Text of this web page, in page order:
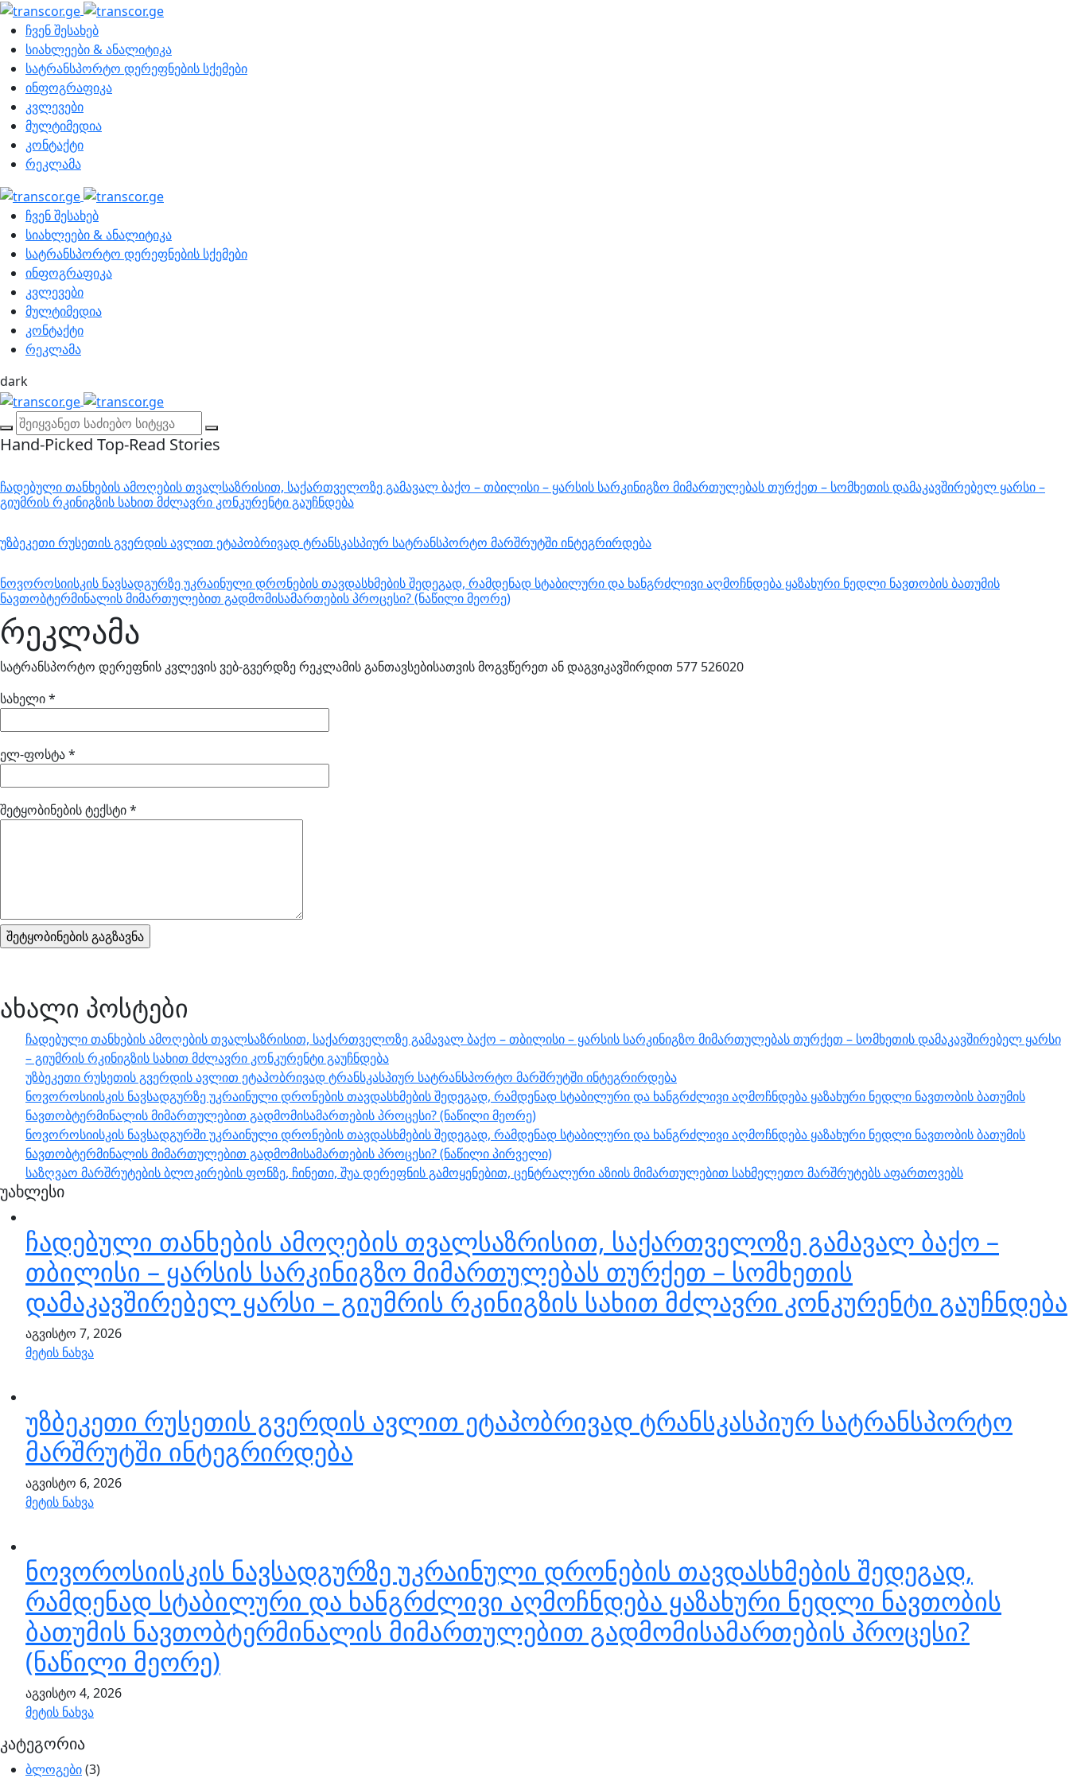
ჩვენ შესახებ
სიახლეები & ანალიტიკა
სატრანსპორტო დერეფნების სქემები
ინფოგრაფიკა
კვლევები
მულტიმედია
კონტაქტი
რეკლამა
ჩვენ შესახებ
სიახლეები & ანალიტიკა
სატრანსპორტო დერეფნების სქემები
ინფოგრაფიკა
კვლევები
მულტიმედია
კონტაქტი
რეკლამა
dark
Hand-Picked Top-Read Stories
ჩადებული თანხების ამოღების თვალსაზრისით, საქართველოზე გამავალ ბაქო – თბილისი – ყარსის სარკინიგზო მიმართულებას თურქეთ – სომხეთის დამაკავშირებელ ყარსი –
გიუმრის რკინიგზის სახით მძლავრი კონკურენტი გაუჩნდება
უზბეკეთი რუსეთის გვერდის ავლით ეტაპობრივად ტრანსკასპიურ სატრანსპორტო მარშრუტში ინტეგრირდება
ნოვოროსიისკის ნავსადგურზე უკრაინული დრონების თავდასხმების შედეგად, რამდენად სტაბილური და ხანგრძლივი აღმოჩნდება ყაზახური ნედლი ნავთობის ბათუმის
ნავთობტერმინალის მიმართულებით გადმომისამართების პროცესი? (ნაწილი მეორე)
რეკლამა
სატრანსპორტო დერეფნის კვლევის ვებ-გვერდზე რეკლამის განთავსებისათვის მოგვწერეთ ან დაგვიკავშირდით 577 526020
სახელი*
ელ-ფოსტა*
შეტყობინების ტექსტი*
ახალი პოსტები
ჩადებული თანხების ამოღების თვალსაზრისით, საქართველოზე გამავალ ბაქო – თბილისი – ყარსის სარკინიგზო მიმართულებას თურქეთ – სომხეთის დამაკავშირებელ ყარსი
– გიუმრის რკინიგზის სახით მძლავრი კონკურენტი გაუჩნდება
უზბეკეთი რუსეთის გვერდის ავლით ეტაპობრივად ტრანსკასპიურ სატრანსპორტო მარშრუტში ინტეგრირდება
ნოვოროსიისკის ნავსადგურზე უკრაინული დრონების თავდასხმების შედეგად, რამდენად სტაბილური და ხანგრძლივი აღმოჩნდება ყაზახური ნედლი ნავთობის ბათუმის
ნავთობტერმინალის მიმართულებით გადმომისამართების პროცესი? (ნაწილი მეორე)
ნოვოროსიისკის ნავსადგურში უკრაინული დრონების თავდასხმების შედეგად, რამდენად სტაბილური და ხანგრძლივი აღმოჩნდება ყაზახური ნედლი ნავთობის ბათუმის
ნავთობტერმინალის მიმართულებით გადმომისამართების პროცესი? (ნაწილი პირველი)
საზღვაო მარშრუტების ბლოკირების ფონზე, ჩინეთი, შუა დერეფნის გამოყენებით, ცენტრალური აზიის მიმართულებით სახმელეთო მარშრუტებს აფართოვებს
უახლესი
ჩადებული თანხების ამოღების თვალსაზრისით, საქართველოზე გამავალ ბაქო –
თბილისი – ყარსის სარკინიგზო მიმართულებას თურქეთ – სომხეთის
დამაკავშირებელ ყარსი – გიუმრის რკინიგზის სახით მძლავრი კონკურენტი გაუჩნდება
აგვისტო 7, 2026
მეტის ნახვა
უზბეკეთი რუსეთის გვერდის ავლით ეტაპობრივად ტრანსკასპიურ სატრანსპორტო
მარშრუტში ინტეგრირდება
აგვისტო 6, 2026
მეტის ნახვა
ნოვოროსიისკის ნავსადგურზე უკრაინული დრონების თავდასხმების შედეგად,
რამდენად სტაბილური და ხანგრძლივი აღმოჩნდება ყაზახური ნედლი ნავთობის
ბათუმის ნავთობტერმინალის მიმართულებით გადმომისამართების პროცესი?
(ნაწილი მეორე)
აგვისტო 4, 2026
მეტის ნახვა
კატეგორია
ბლოგები(3)